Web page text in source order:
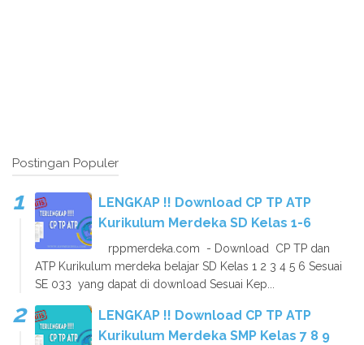
Postingan Populer
LENGKAP !! Download CP TP ATP
Kurikulum Merdeka SD Kelas 1-6
rppmerdeka.com - Download CP TP dan
ATP Kurikulum merdeka belajar SD Kelas 1 2 3 4 5 6 Sesuai
SE 033 yang dapat di download Sesuai Kep...
LENGKAP !! Download CP TP ATP
Kurikulum Merdeka SMP Kelas 7 8 9